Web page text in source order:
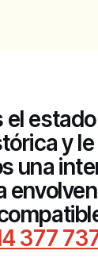
el
y le
una
377